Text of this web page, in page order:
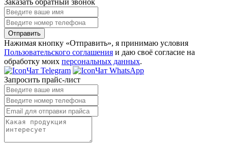
Заказать обратный звонок
Отправить
Нажимая кнопку «Отправить», я принимаю условия
Пользовательского соглашения и даю своё согласие на
обработку моих персональных данных.
Чат Telegram
Чат WhatsApp
Запросить прайс-лист